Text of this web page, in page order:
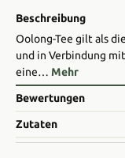
Beschreibung
Oolong-Tee gilt als
und in Verbindung
eine… Mehr
Bewertungen
Zutaten